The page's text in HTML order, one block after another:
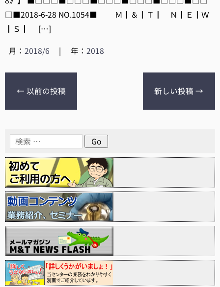
□■2018-6-28 NO.1054■ Ｍ┃＆┃Ｔ┃ Ｎ┃Ｅ┃Ｗ
┃Ｓ┃ […]
月： 2018/6 | 年：2018
← 以前の投稿 新しい投稿→